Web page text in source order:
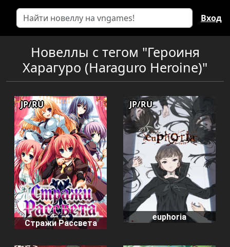
Вход
Новеллы с тегом "Героиня
Харагуро (Haraguro Heroine)"
Стражи Рассвета
JP/RU
euphoria
JP/RU